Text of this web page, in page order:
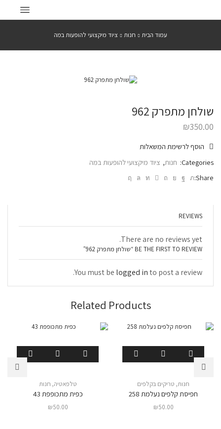
עמוד הבית חנות ציוד מיקצועי להופעות במה
שולחן מתפרק 962
₪350.00
הוסף לרשימת המשאלות
Categories: חנות, ציוד מיקצועי להופעות במה
Share:
REVIEWS
There are no reviews yet.
BE THE FIRST TO REVIEW “שולחן מתפרק 962”
You must be logged into post a review.
Related Products
חנות, טריקים בקלפים
חפיסת קלפים נעלמת 258
₪50.00
טלפאטיה, חנות
כפית מתכופפת 43
₪50.00